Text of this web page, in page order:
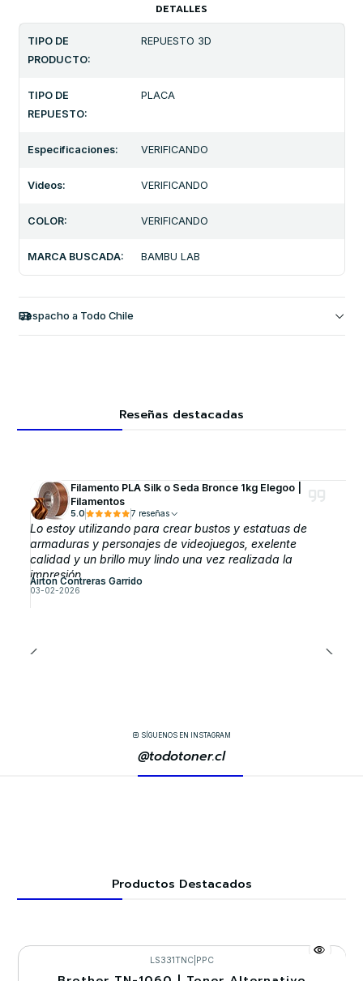
DETALLES
TIPO DE
PRODUCTO:
REPUESTO 3D
TIPO DE
REPUESTO:
PLACA
Especificaciones: VERIFICANDO
Videos: VERIFICANDO
COLOR: VERIFICANDO
MARCA BUSCADA: BAMBU LAB
Despacho a Todo Chile
Reseñas destacadas
Filamento PLA Silk o Seda Bronce 1kg Elegoo |
Filamentos
5.0 7 reseñas
Lo estoy utilizando para crear bustos y estatuas de
armaduras y personajes de videojuegos, exelente
calidad y un brillo muy lindo una vez realizada la
impresión
Airton Contreras Garrido
03-02-2026
SÍGUENOS EN INSTAGRAM
@todotoner.cl
Productos Destacados
LS331TNC| PPC